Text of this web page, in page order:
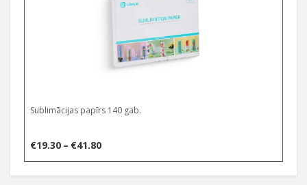
Sublimācijas papīrs 140 gab.
€19.30 – €41.80Price
range: